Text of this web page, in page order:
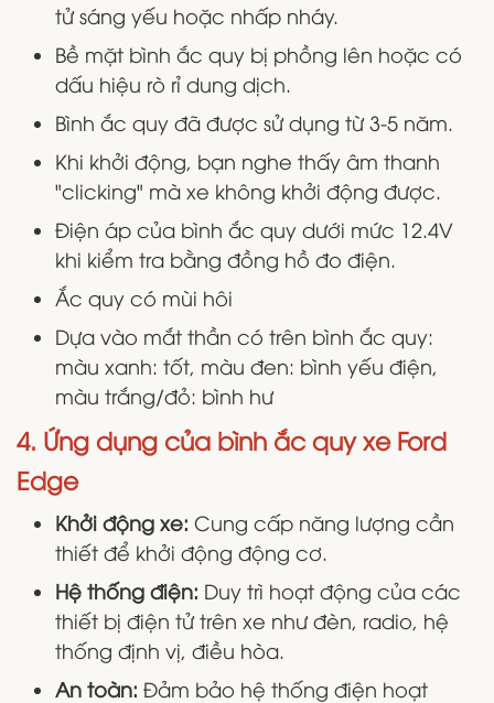
tử sáng yếu hoặc nhấp nháy.
Bề mặt bình ắc quy bị phồng lên hoặc có
dấu hiệu rò rỉ dung dịch.
Bình ắc quy đã được sử dụng từ 3-5 năm.
Khi khởi động, bạn nghe thấy âm thanh
"clicking" mà xe không khởi động được.
Điện áp của bình ắc quy dưới mức 12.4V
khi kiểm tra bằng đồng hồ đo điện.
Ắc quy có mùi hôi
Dựa vào mắt thần có trên bình ắc quy:
màu xanh: tốt, màu đen: bình yếu điện,
màu trắng/đỏ: bình hư
4. Ứng dụng của bình ắc quy xe Ford
Edge
Khởi động xe: Cung cấp năng lượng cần
thiết để khởi động động cơ.
Hệ thống điện: Duy trì hoạt động của các
thiết bị điện tử trên xe như đèn, radio, hệ
thống định vị, điều hòa.
An toàn: Đảm bảo hệ thống điện hoạt